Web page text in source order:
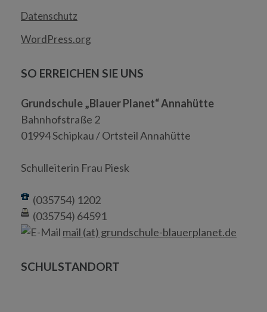
Datenschutz
WordPress.org
SO ERREICHEN SIE UNS
Grundschule „Blauer Planet“ Annahütte
Bahnhofstraße 2
01994 Schipkau / Ortsteil Annahütte
Schulleiterin Frau Piesk
(035754) 1202
(035754) 64591
mail (at) grundschule-blauerplanet.de
SCHULSTANDORT